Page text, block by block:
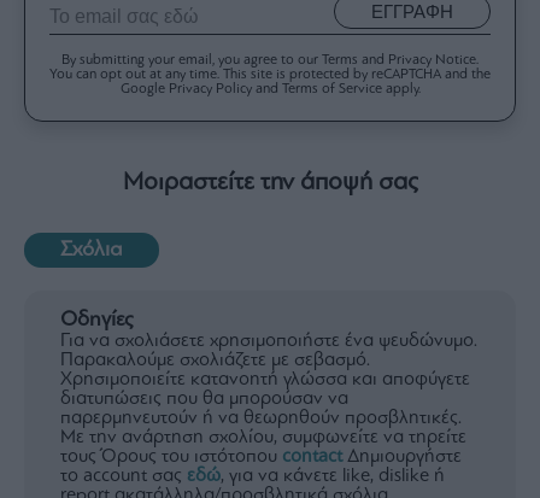
ΕΓΓΡΑΦΗ
By submitting your email, you agree to our Terms and Privacy Notice.
You can opt out at any time. This site is protected by reCAPTCHA and the
Google Privacy Policy and Terms of Service apply.
Μοιραστείτε την άποψή σας
Σχόλια
Οδηγίες
Για να σχολιάσετε χρησιμοποιήστε ένα ψευδώνυμο.
Παρακαλούμε σχολιάζετε με σεβασμό.
Χρησιμοποιείτε κατανοητή γλώσσα και αποφύγετε
διατυπώσεις που θα μπορούσαν να
παρερμηνευτούν ή να θεωρηθούν προσβλητικές.
Με την ανάρτηση σχολίου, συμφωνείτε να τηρείτε
τους Όρους του ιστότοπου contactΔημιουργήστε
το account σας εδώ, για να κάνετε like, dislike ή